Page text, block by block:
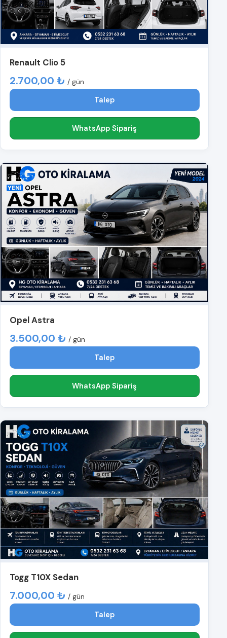
Renault Clio 5
2.700,00 ₺ / gün
Talep
WhatsApp Sipariş
Opel Astra
3.500,00 ₺ / gün
Talep
WhatsApp Sipariş
Togg T10X Sedan
7.000,00 ₺ / gün
Talep